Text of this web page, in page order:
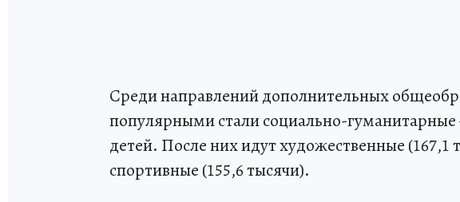
Среди направлений дополнительных
популярными стали социально-
детей. После них идут художественные (167,1
спортивные (155,6 тысячи).